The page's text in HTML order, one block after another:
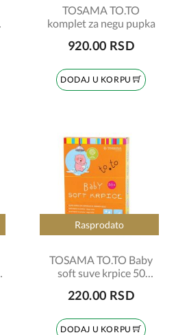
TOSAMA TO.TO
komplet za negu pupka
920.00 RSD
DODAJ U KORPU
Rasprodato
TOSAMA TO.TO Baby
soft suve krpice 50
220.00 RSD
DODAJ U KORPU